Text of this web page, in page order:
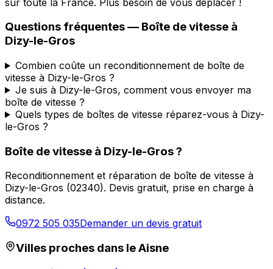
Questions fréquentes — Boîte de vitesse à
Dizy-le-Gros
Combien coûte un reconditionnement de boîte de
vitesse à Dizy-le-Gros ?
Je suis à Dizy-le-Gros, comment vous envoyer ma
boîte de vitesse ?
Quels types de boîtes de vitesse réparez-vous à Dizy-
le-Gros ?
Boîte de vitesse à Dizy-le-Gros?
Reconditionnement et réparation de boîte de vitesse à
Dizy-le-Gros (02340). Devis gratuit, prise en charge à
distance.
0972 505 035Demander un devis gratuit
Villes proches dans leAisne